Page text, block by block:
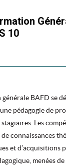
10
BAFD se
pédagogie de
Les
connaissances
et d’acquisitions
menées de